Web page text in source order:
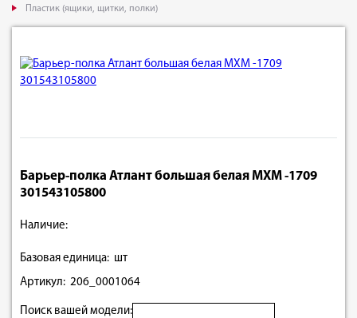
Пластик (ящики, щитки, полки)
Барьер-полка Атлант большая белая МХМ -1709
301543105800
Наличие:
Базовая единица: шт
Артикул: 206_0001064
Поиск вашей модели: